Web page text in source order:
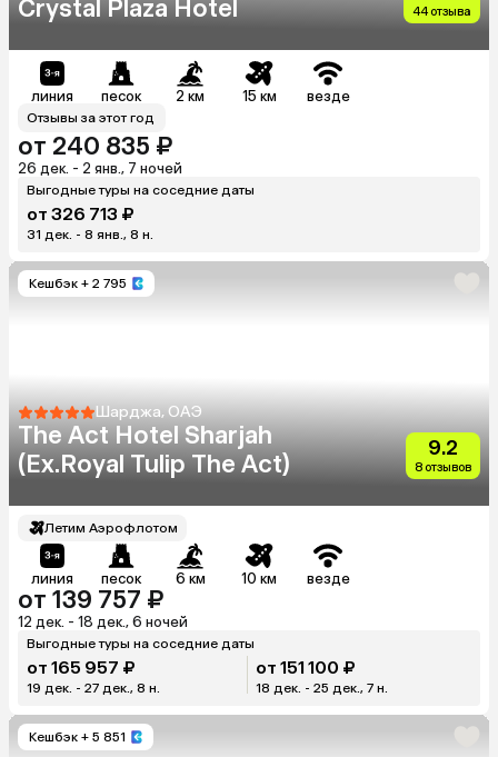
Crystal Plaza Hotel 44 отзыва
линия песок 2 км 15 км везде
Отзывы за этот год
от 240 835 ₽
26 дек. - 2 янв., 7 ночей
Выгодные туры на соседние даты
от 326 713 ₽
31 дек. - 8 янв., 8 н.
Кешбэк + 2 795
Шарджа, ОАЭ
The Act Hotel Sharjah
(Ex.Royal Tulip The Act)
9.2
8 отзывов
Летим Аэрофлотом
линия песок 6 км 10 км везде
от 139 757 ₽
12 дек. - 18 дек., 6 ночей
Выгодные туры на соседние даты
от 165 957 ₽
19 дек. - 27 дек., 8 н.
от 151 100 ₽
18 дек. - 25 дек., 7 н.
Кешбэк + 5 851